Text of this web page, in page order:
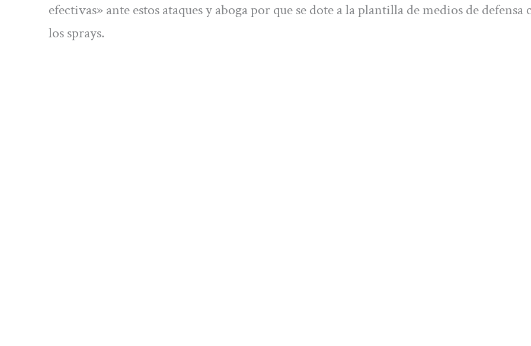
efectivas» ante estos ataques y aboga por que se dote a la plantilla de medios de defensa
los sprays.